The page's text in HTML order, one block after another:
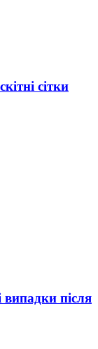
сітки
випадки після